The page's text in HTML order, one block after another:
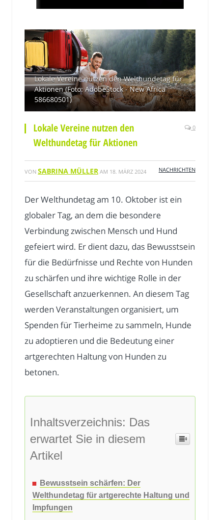
Lokale Vereine nutzen den Welthundetag für
Aktionen (Foto: AdobeStock - New Africa
586680501)
Lokale Vereine nutzen den
Welthundetag für Aktionen
0
VON SABRINA MÜLLER AM 18. MÄRZ 2024 NACHRICHTEN
Der Welthundetag am 10. Oktober ist ein
globaler Tag, an dem die besondere
Verbindung zwischen Mensch und Hund
gefeiert wird. Er dient dazu, das Bewusstsein
für die Bedürfnisse und Rechte von Hunden
zu schärfen und ihre wichtige Rolle in der
Gesellschaft anzuerkennen. An diesem Tag
werden Veranstaltungen organisiert, um
Spenden für Tierheime zu sammeln, Hunde
zu adoptieren und die Bedeutung einer
artgerechten Haltung von Hunden zu
betonen.
Inhaltsverzeichnis: Das
erwartet Sie in diesem
Artikel
Bewusstsein schärfen: Der
Welthundetag für artgerechte Haltung und
Impfungen